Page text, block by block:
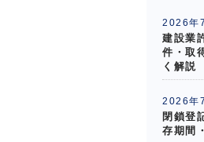
2026年
建設業
件・取
く解説
2026年
閉鎖登
存期間